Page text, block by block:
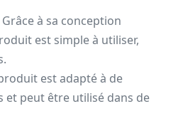
à sa conception
est simple à utiliser,
est adapté à de
et peut être utilisé dans de